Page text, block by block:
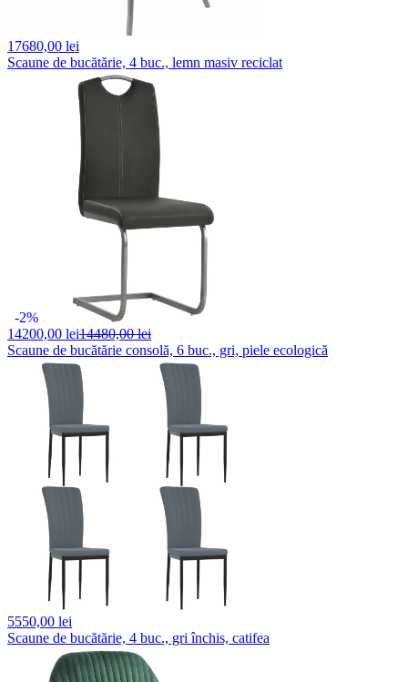
17680,00 lei
Scaune de bucătărie, 4 buc., lemn masiv reciclat
-2%
14200,00 lei14480,00 lei
Scaune de bucătărie consolă, 6 buc., gri, piele ecologică
5550,00 lei
Scaune de bucătărie, 4 buc., gri închis, catifea